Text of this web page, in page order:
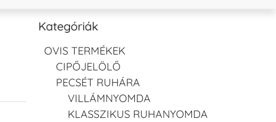
Kategóriák
OVIS TERMÉKEK
CIPŐJELÖLŐ
PECSÉT RUHÁRA
VILLÁMNYOMDA
KLASSZIKUS RUHANYOMDA